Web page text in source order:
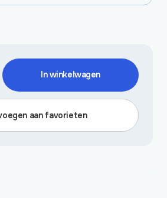
is:
In winkelwagen
aan favorieten